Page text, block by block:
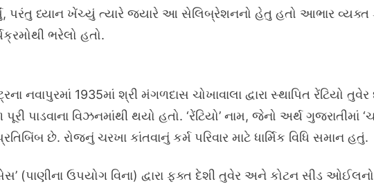
પરંતુ ધ્યાન ખેંચ્યું ત્યારે જ્યારે આ સેલિબ્રેશનનો હેતુ હતો આભાર વ્યક્ત
ભરેલો હતો.
નવાપુરમાં 1935માં શ્રી મંગળદાસ ચોખાવાલા દ્વારા સ્થાપિત રેંટિયો
પાડવાના વિઝનમાંથી થયો હતો. ‘રેંટિયો’ નામ, જેનો અર્થ ગુજરાતીમાં
છે. રોજનું ચરખા કાંતવાનું કર્મ પરિવાર માટે ધાર્મિક વિધિ સમાન હતું.
(પાણીના ઉપયોગ વિના) દ્વારા ફક્ત દેશી તુવેર અને કોટન સીડ